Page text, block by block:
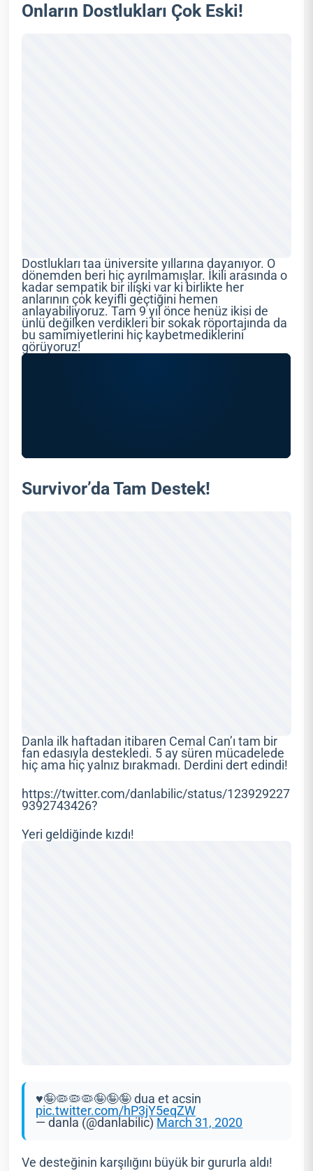
Onların Dostlukları Çok Eski!
Dostlukları taa üniversite yıllarına dayanıyor. O
dönemden beri hiç ayrılmamışlar. İkili arasında o
kadar sempatik bir ilişki var ki birlikte her
anlarının çok keyifli geçtiğini hemen
anlayabiliyoruz. Tam 9 yıl önce henüz ikisi de
ünlü değilken verdikleri bir sokak röportajında da
bu samimiyetlerini hiç kaybetmediklerini
görüyoruz!
Survivor’da Tam Destek!
Danla ilk haftadan itibaren Cemal Can’ı tam bir
fan edasıyla destekledi. 5 ay süren mücadelede
hiç ama hiç yalnız bırakmadı. Derdini dert edindi!
https://twitter.com/danlabilic/status/123929227
9392743426?
Yeri geldiğinde kızdı!
♥️🤪🦠🦠🦠🤪🤪🤪 dua et acsin
pic.twitter.com/hP3jY5eqZW
— danla (@danlabilic) March 31, 2020
Ve desteğinin karşılığını büyük bir gururla aldı!